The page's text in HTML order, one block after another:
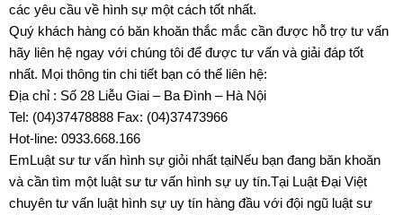
các yêu cầu về hình sự một cách tốt nhất.
Quý khách hàng có băn khoăn thắc mắc cần được hỗ trợ tư vấn
hãy liên hệ ngay với chúng tôi để được tư vấn và giải đáp tốt
nhất. Mọi thông tin chi tiết bạn có thể liên hệ:
Địa chỉ : Số 28 Liễu Giai – Ba Đình – Hà Nội
Tel: (04)37478888 Fax: (04)37473966
Hot-line: 0933.668.166
EmLuật sư tư vấn hình sự giỏi nhất tạiNếu bạn đang băn khoăn
và cần tìm một luật sư tư vấn hình sự uy tín.Tại Luật Đại Việt
chuyên tư vấn luật hình sự uy tín hàng đầu với đội ngũ luật sư